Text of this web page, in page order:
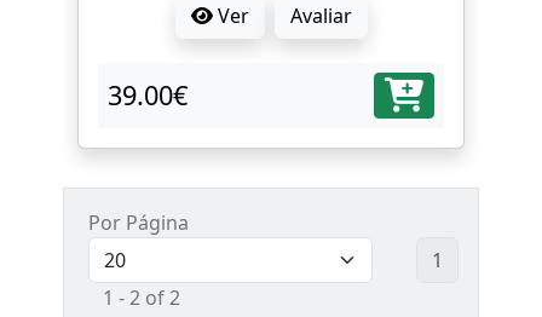
Ver Avaliar
39.00€
Por Página
1 - 2 of 2
1